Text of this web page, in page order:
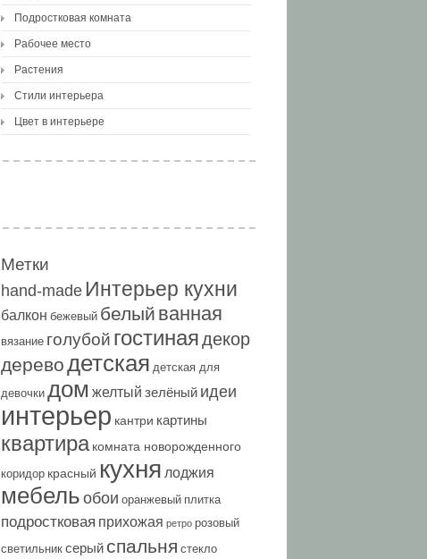
Подростковая комната
Рабочее место
Растения
Стили интерьера
Цвет в интерьере
Метки
hand-made Интерьер кухни
балкон бежевый белый ванная
вязание голубой гостинаядекор
дереводетская детская для
девочки дом желтый зелёный идеи
интерьер кантри картины
квартира комната новорожденного
коридор красный кухня лоджия
мебель обои оранжевый плитка
подростковая прихожая ретро розовый
светильник серый спальня стекло